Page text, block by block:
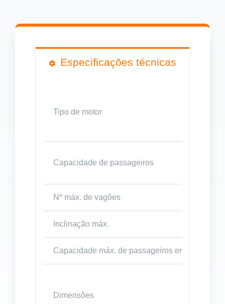
Especificações técnicas
Tipo de motor
Capacidade de passageiros
Nº máx. de vagões
Inclinação máx.
Capacidade máx. de passageiros em
Dimensões